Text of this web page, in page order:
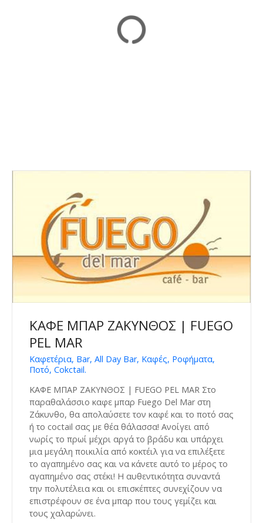
ΚΑΦΕ ΜΠΑΡ ΖΑΚΥΝΘΟΣ | FUEGO
PEL MAR
Καφετέρια, Bar, All Day Bar, Καφές, Ροφήματα,
Ποτό, Cokctail.
ΚΑΦΕ ΜΠΑΡ ΖΑΚΥΝΘΟΣ | FUEGO PEL MAR Στο
παραθαλάσσιο καφε μπαρ Fuego Del Mar στη
Ζάκυνθο, θα απολαύσετε τον καφέ και το ποτό σας
ή το coctail σας με θέα θάλασσα! Ανοίγει από
νωρίς το πρωί μέχρι αργά το βράδυ και υπάρχει
μια μεγάλη ποικιλία από κοκτέιλ για να επιλέξετε
το αγαπημένο σας και να κάνετε αυτό το μέρος το
αγαπημένο σας στέκι! Η αυθεντικότητα συναντά
την πολυτέλεια και οι επισκέπτες συνεχίζουν να
επιστρέφουν σε ένα μπαρ που τους γεμίζει και
τους χαλαρώνει.